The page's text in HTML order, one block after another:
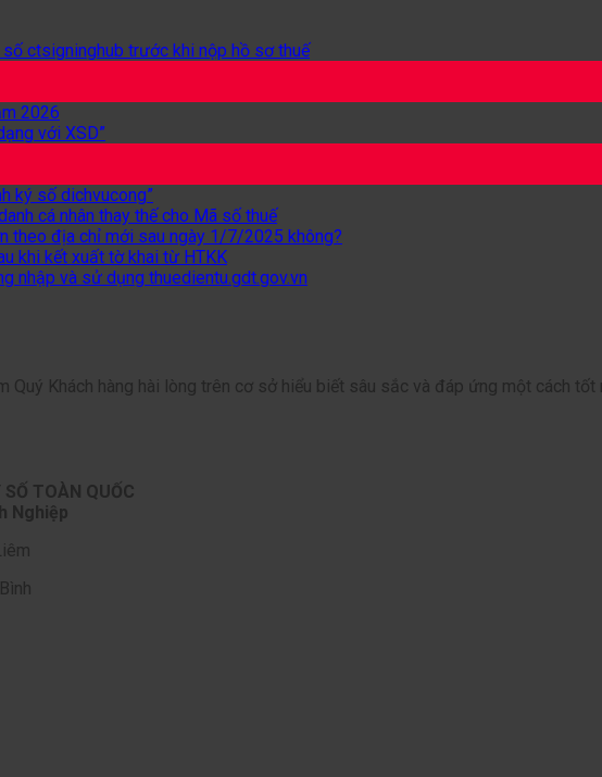
ctsigninghub trước khi nộp hồ sơ thuế
2026
với XSD”
ký số dichvucong”
cá nhân thay thế cho Mã số thuế
theo địa chỉ mới sau ngày 1/7/2025 không?
khi kết xuất tờ khai từ HTKK
nhập và sử dụng thuedientu.gdt.gov.vn
Khách hàng hài lòng trên cơ sở hiểu biết sâu sắc và đáp ứng một cách
TOÀN QUỐC
Nghiệp